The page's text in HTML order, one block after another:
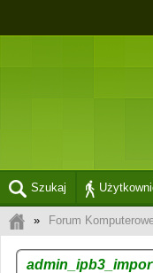
Szukaj
» Forum